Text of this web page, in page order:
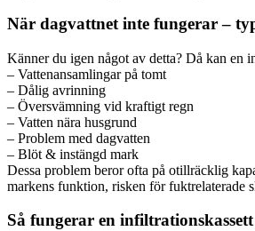
När dagvattnet inte fungerar –
Känner du igen något av detta? Då kan en
– Vattenansamlingar på tomt
– Dålig avrinning
– Översvämning vid kraftigt regn
– Vatten nära husgrund
– Problem med dagvatten
– Blöt & instängd mark
Dessa problem beror ofta på otillräcklig
markens funktion, risken för fuktrelaterade
Så fungerar en